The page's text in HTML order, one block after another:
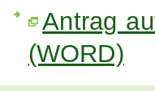
Antrag
(WORD)